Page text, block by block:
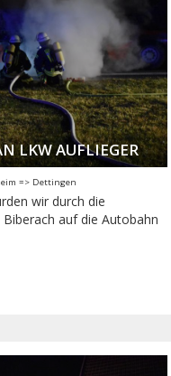
LKW AUFLIEGER
=> Dettingen
wir durch die
auf die Autobahn